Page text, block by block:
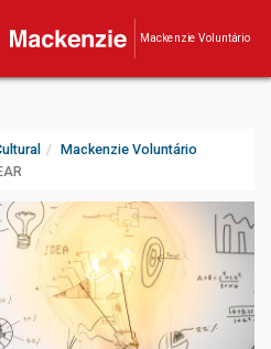
Mackenzie Voluntário
Mackenzie Voluntário